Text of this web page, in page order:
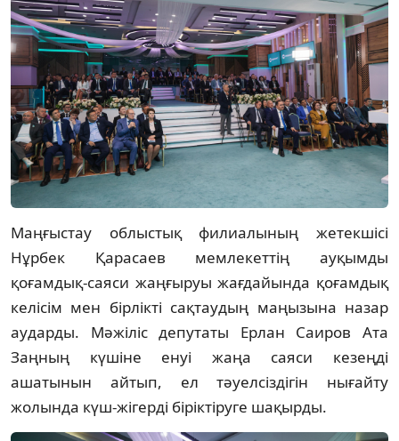
Маңғыстау облыстық филиалының жетекшісі
Нұрбек Қарасаев мемлекеттің ауқымды
қоғамдық-саяси жаңғыруы жағдайында қоғамдық
келісім мен бірлікті сақтаудың маңызына назар
аударды. Мәжіліс депутаты Ерлан Саиров Ата
Заңның күшіне енуі жаңа саяси кезеңді
ашатынын айтып, ел тәуелсіздігін нығайту
жолында күш-жігерді біріктіруге шақырды.